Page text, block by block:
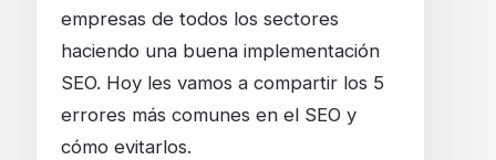
empresas de todos los sectores
haciendo una buena implementación
SEO. Hoy les vamos a compartir los 5
errores más comunes en el SEO y
cómo evitarlos.